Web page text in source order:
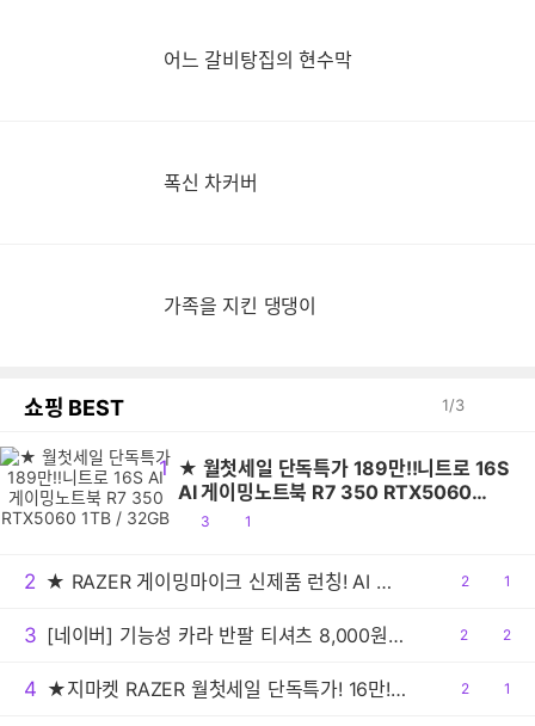
어느 갈비탕집의 현수막
폭신 차커버
가족을 지킨 댕댕이
쇼핑 BEST 1/3
1 ★ 월첫세일 단독특가 189만!!니트로 16S
AI 게이밍노트북 R7 350 RTX5060
1TB / 32GB
공
3
댓1
2 ★ RAZER 게이밍마이크 신제품 런칭! AI 오디오 프로세싱으로 스튜디오급 음질 구현 "세이렌 V3 Chroma 32-Bit DSP"
공
2
댓1
3 [네이버] 기능성 카라 반팔 티셔츠 8,000원 배송비 3,000원
공
2
댓
2
4 ★지마켓 RAZER 월첫세일 단독특가! 16만! 레이저 Basilisk V3 Pro + 마우스 독 프로
공
2
댓1